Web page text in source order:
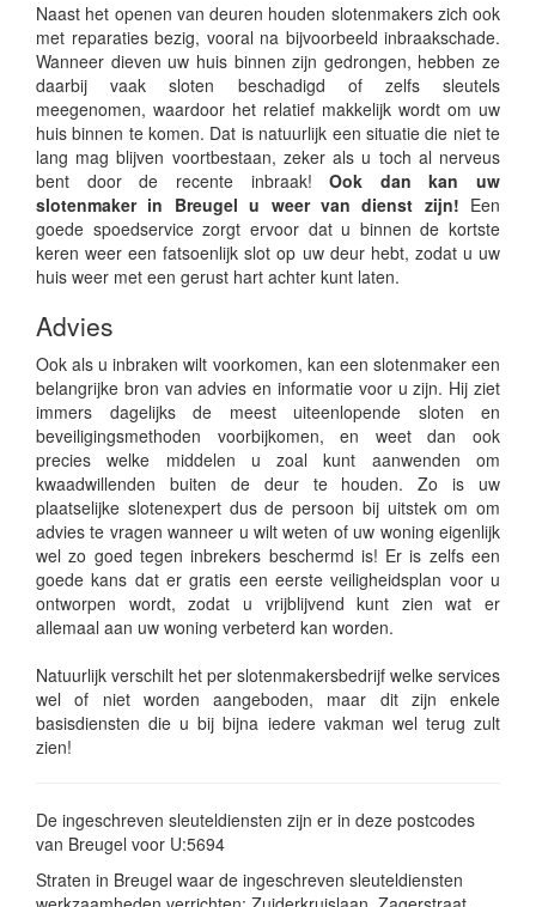
Naast het openen van deuren houden slotenmakers zich ook
met reparaties bezig, vooral na bijvoorbeeld inbraakschade.
Wanneer dieven uw huis binnen zijn gedrongen, hebben ze
daarbij vaak sloten beschadigd of zelfs sleutels
meegenomen, waardoor het relatief makkelijk wordt om uw
huis binnen te komen. Dat is natuurlijk een situatie die niet te
lang mag blijven voortbestaan, zeker als u toch al nerveus
bent door de recente inbraak! Ook dan kan uw
slotenmaker in Breugel u weer van dienst zijn! Een
goede spoedservice zorgt ervoor dat u binnen de kortste
keren weer een fatsoenlijk slot op uw deur hebt, zodat u uw
huis weer met een gerust hart achter kunt laten.
Advies
Ook als u inbraken wilt voorkomen, kan een slotenmaker een
belangrijke bron van advies en informatie voor u zijn. Hij ziet
immers dagelijks de meest uiteenlopende sloten en
beveiligingsmethoden voorbijkomen, en weet dan ook
precies welke middelen u zoal kunt aanwenden om
kwaadwillenden buiten de deur te houden. Zo is uw
plaatselijke slotenexpert dus de persoon bij uitstek om om
advies te vragen wanneer u wilt weten of uw woning eigenlijk
wel zo goed tegen inbrekers beschermd is! Er is zelfs een
goede kans dat er gratis een eerste veiligheidsplan voor u
ontworpen wordt, zodat u vrijblijvend kunt zien wat er
allemaal aan uw woning verbeterd kan worden.
Natuurlijk verschilt het per slotenmakersbedrijf welke services
wel of niet worden aangeboden, maar dit zijn enkele
basisdiensten die u bij bijna iedere vakman wel terug zult
zien!
De ingeschreven sleuteldiensten zijn er in deze postcodes
van Breugel voor U:5694
Straten in Breugel waar de ingeschreven sleuteldiensten